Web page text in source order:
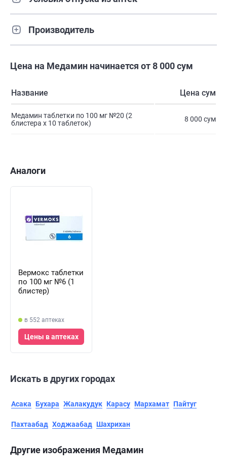
Производитель
Цена на Медамин начинается от 8 000 сум
Название Цена сум
Медамин таблетки по 100 мг №20 (2
блистера х 10 таблеток)
8 000 сум
Аналоги
Вермокс таблетки
по 100 мг №6 (1
блистер)
в 552 аптеках
Цены в аптеках
Искать в других городах
Асака Бухара Жалакудук Карасу Мархамат Пайтуг
Пахтаабад Ходжаабад Шахрихан
Другие изображения Медамин